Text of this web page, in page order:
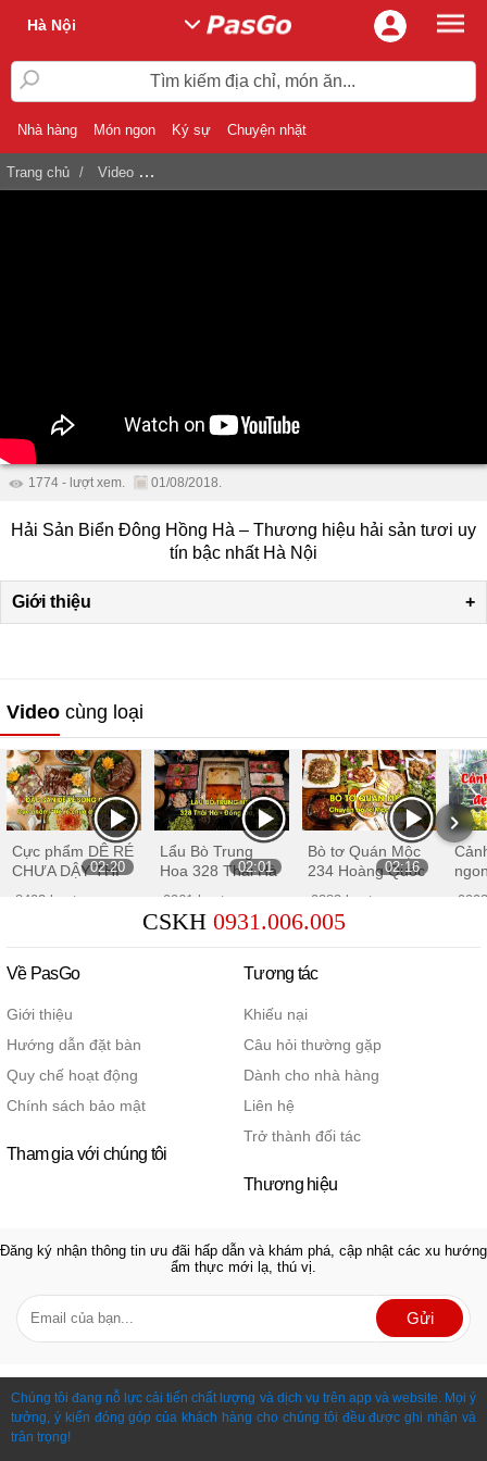
Hà Nội
Tìm kiếm địa chỉ, món ăn...
Nhà hàng Món ngon Ký sự Chuyện nhặt
Trang chủ Video
1774 - lượt xem. 01/08/2018.
Hải Sản Biển Đông Hồng Hà – Thương hiệu hải sản tươi uy
tín bậc nhất Hà Nội
Giới thiệu +
Video cùng loại
02:20
Cực phẩm DÊ RÉ
CHƯA DẬY THÌ
8492 lượt xem
02:01
Lẩu Bò Trung
Hoa 328 Thái Hà
9961 lượt xem
02:16
Bò tơ Quán Mộc
234 Hoàng Quốc
9282 lượt xem
CSKH 0931.006.005
Về PasGo
Giới thiệu
Hướng dẫn đặt bàn
Quy chế hoạt động
Chính sách bảo mật
Tham gia với chúng tôi
Tương tác
Khiếu nại
Câu hỏi thường gặp
Dành cho nhà hàng
Liên hệ
Trở thành đối tác
Thương hiệu
Đăng ký nhận thông tin ưu đãi hấp dẫn và khám phá, cập nhật các xu hướng
ẩm thực mới lạ, thú vị.
Gửi
Chúng tôi đang nỗ lực cải tiến chất lượng và dịch vụ trên app và website. Mọi ý
tưởng, ý kiến đóng góp của khách hàng cho chúng tôi đều được ghi nhận và
trân trọng!